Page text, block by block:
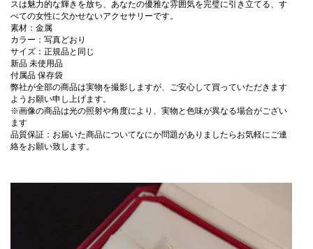
スは魅力的な輝きを放ち、あなたの優雅な雰囲気を完璧に引き立てる、す
べての女性に欠かせないアクセサリーです。
素材：金属
カラー：写真どおり
サイズ：正規品と同じ
新品 未使用品
付属品 保存袋
弊社が全部の商品は実物を撮影しますが、ご安心して買っていただきます
ようお願い申し上げます。
※画像の商品は光の照射や角度により、実物と色味が異なる場合がござい
ます
品質保証：お届いた商品についてなにか問題がありましたらお気軽にご連
絡をお願い致します。